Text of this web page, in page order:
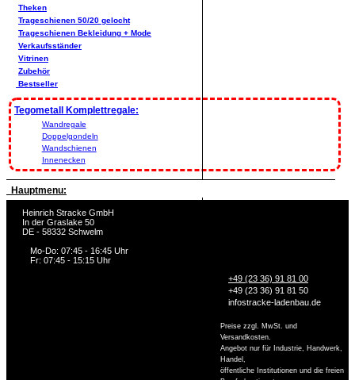
Theken
Trageschienen 50/20 gelocht
Trageschienen Bekleidung + Mode
Verkaufsständer
Vitrinen
Zubehör
Bestseller
Tegometall Komplettregale:
Wandregale
Doppelgondeln
Wandschienen
Innenecken
Hauptmenu:
Heinrich Stracke GmbH
In der Graslake 50
DE - 58332 Schwelm
Mo-Do: 07:45 - 16:45 Uhr
Fr: 07:45 - 15:15 Uhr
+49 (23 36) 91 81 00
+49 (23 36) 91 81 50
infostracke-ladenbau.de
Preise zzgl. MwSt. und
Versandkosten.
Angebot nur für Industrie, Handwerk,
Handel,
öffentliche Institutionen und die freien